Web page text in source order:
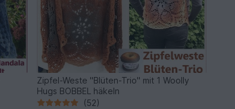
Zipfel-Weste "Blüten-Trio" mit 1 Woolly
Hugs BOBBEL häkeln
(52)